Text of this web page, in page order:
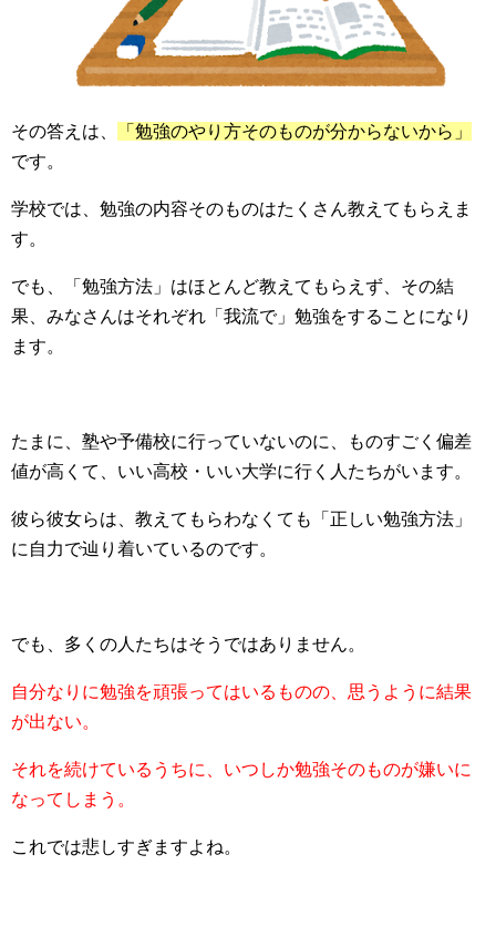
その答えは、
「勉強のやり方そのものが分からないから」
です。
学校では、勉強の内容そのものはたくさん教えてもらえま
す。
でも、「勉強方法」はほとんど教えてもらえず、その結
果、みなさんはそれぞれ「我流で」勉強をすることになり
ます。
たまに、塾や予備校に行っていないのに、ものすごく偏差
値が高くて、いい高校・いい大学に行く人たちがいます。
彼ら彼女らは、教えてもらわなくても「正しい勉強方法」
に自力で辿り着いているのです。
でも、多くの人たちはそうではありません。
自分なりに勉強を頑張ってはいるものの、思うように結果
が出ない。
それを続けているうちに、いつしか勉強そのものが嫌いに
なってしまう。
これでは悲しすぎますよね。